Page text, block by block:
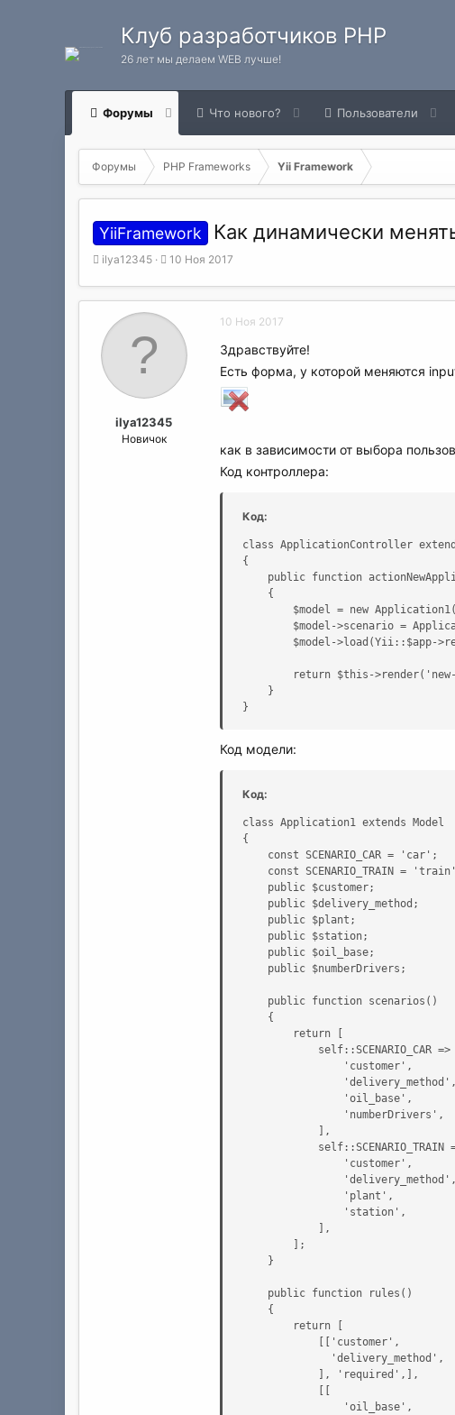
Клуб разработчиков PHP
26 лет мы делаем WEB лучше!
Форумы Что нового? Пользователи
Форумы PHP Frameworks Yii Framework
YiiFramework Как динамически
А
т
т
е
м
ilya12345
Д
т
н
л
10 Ноя 2017
ilya12345
Новичок
10 Ноя 2017
Здравствуйте!
Есть форма, у которой меняются
как в зависимости от выбора
Код контроллера:
Код:
class ApplicationController
{
public function
    {
$model = new
$model->scenario =
$model->load(Yii::$app-
return $this-
    }
}
Код модели:
Код:
class Application1 extends Model
{
    const SCENARIO_CAR = 'car';
const SCENARIO_TRAIN =
    public $customer;
    public $delivery_method;
    public $plant;
    public $station;
    public $oil_base;
    public $numberDrivers;
    public function scenarios()
    {
        return [
self::SCENARIO_CAR =>
                'customer',
                'delivery_method',
                'oil_base',
                'numberDrivers',
            ],
self::SCENARIO_TRAIN
                'customer',
                'delivery_method',
                'plant',
                'station',
            ],
        ];
    }
    public function rules()
    {
        return [
            [['customer',
              'delivery_method',
            ], 'required',],
            [[
                'oil_base',